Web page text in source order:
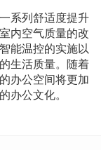
系列舒适度提升
内空气质量的改
能温控的实施以
生活质量。随着
办公空间将更加
办公文化。